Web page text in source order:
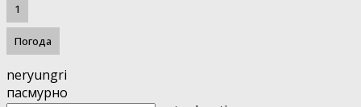
1
Погода
neryungri
пасмурно